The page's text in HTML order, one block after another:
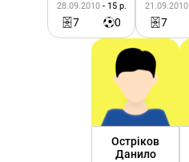
28.09.2010 - 15 р.
7 0
21.09.2010
7
Остріков
Данило